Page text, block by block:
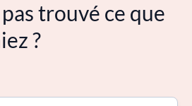
trouvé ce que
?